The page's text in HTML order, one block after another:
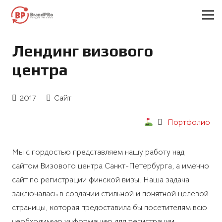
Лендинг визового
центра
2017 Сайт
Портфолио
Мы с гордостью представляем нашу работу над
сайтом Визового центра Санкт-Петербурга, а именно
сайт по регистрации финской визы. Наша задача
заключалась в создании стильной и понятной целевой
страницы, которая предоставила бы посетителям всю